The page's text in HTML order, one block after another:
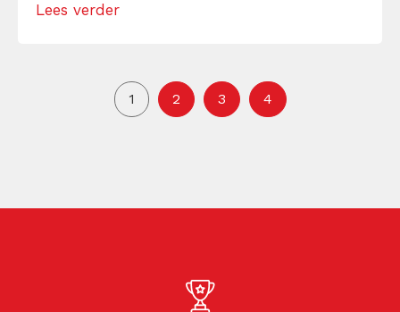
starten en komt het jullie samenwerking
Lees verder
1 2 3 4